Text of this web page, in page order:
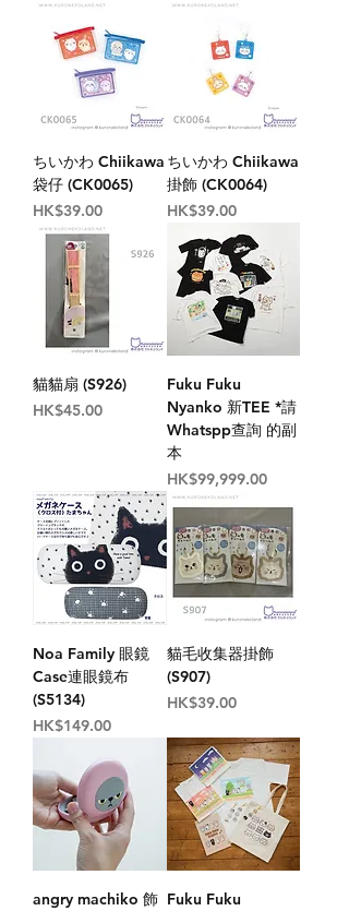
ちいかわ Chiikawa
袋仔 (CK0065)
價格
HK$39.00
ちいかわ Chiikawa
掛飾 (CK0064)
價格
HK$39.00
貓貓扇 (S926)
價格
HK$45.00
Fuku Fuku
Nyanko 新TEE *請
Whatspp查詢 的副
本
價格
HK$99,999.00
Noa Family 眼鏡
Case連眼鏡布
(S5134)
價格
HK$149.00
貓毛收集器掛飾
(S907)
價格
HK$39.00
angry machiko 飾 Fuku Fuku